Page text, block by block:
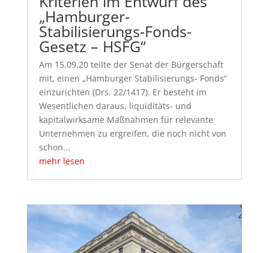
„Hamburger-
Stabilisierungs-Fonds-
Gesetz – HSFG“
Am 15.09.20 teilte der Senat der Bürgerschaft
mit, einen „Hamburger Stabilisierungs- Fonds“
einzurichten (Drs. 22/1417). Er besteht im
Wesentlichen daraus, liquiditäts- und
kapitalwirksame Maßnahmen für relevante
Unternehmen zu ergreifen, die noch nicht von
schon...
mehr lesen